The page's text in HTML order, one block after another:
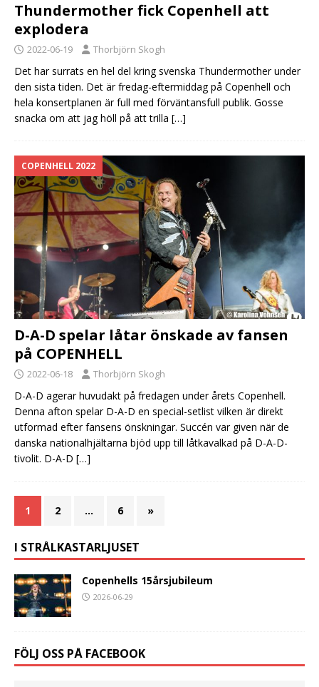
Thundermother fick Copenhell att
explodera
2022-06-19 Thorbjörn Skogh
Det har surrats en hel del kring svenska Thundermother under
den sista tiden. Det är fredag-eftermiddag på Copenhell och
hela konsertplanen är full med förväntansfull publik. Gosse
snacka om att jag höll på att trilla […]
COPENHELL 2022
D-A-D spelar låtar önskade av fansen
på COPENHELL
2022-06-18 Thorbjörn Skogh
D-A-D agerar huvudakt på fredagen under årets Copenhell.
Denna afton spelar D-A-D en special-setlist vilken är direkt
utformad efter fansens önskningar. Succén var given när de
danska nationalhjältarna bjöd upp till låtkavalkad på D-A-D-
tivolit. D-A-D […]
1 2 … 6 »
I STRÅLKASTARLJUSET
Copenhells 15årsjubileum
2026-06-29
FÖLJ OSS PÅ FACEBOOK